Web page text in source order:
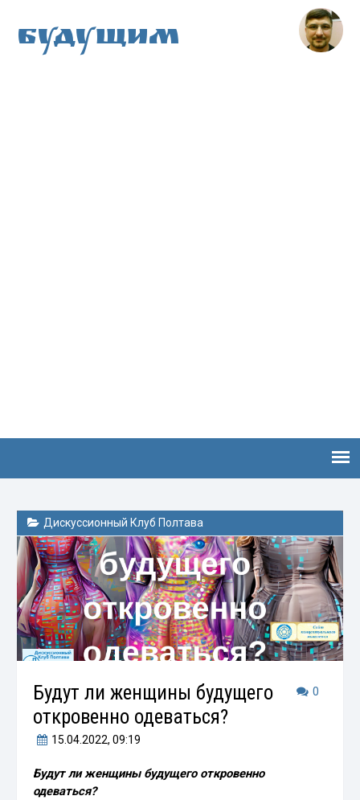
Будущим
Дискуссионный Клуб Полтава
0
Будут ли женщины будущего
откровенно одеваться?
15.04.2022, 09:19
Будут ли женщины будущего откровенно
одеваться?